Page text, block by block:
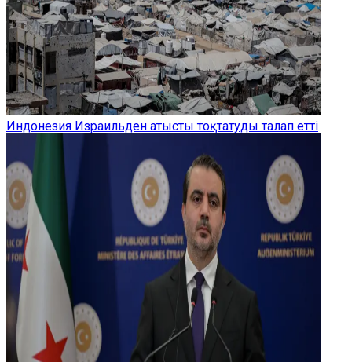
Индонезия Израильден атысты тоқтатуды талап етті